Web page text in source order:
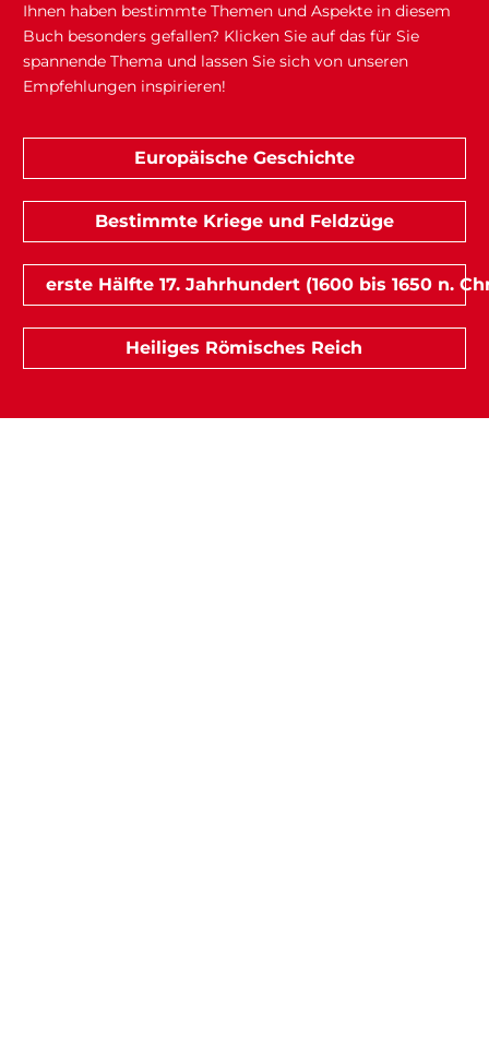
Ihnen haben bestimmte Themen und Aspekte in diesem
Buch besonders gefallen? Klicken Sie auf das für Sie
spannende Thema und lassen Sie sich von unseren
Empfehlungen inspirieren!
Europäische Geschichte
Bestimmte Kriege und Feldzüge
erste Hälfte 17. Jahrhundert (1600 bis 1650 n.
Heiliges Römisches Reich